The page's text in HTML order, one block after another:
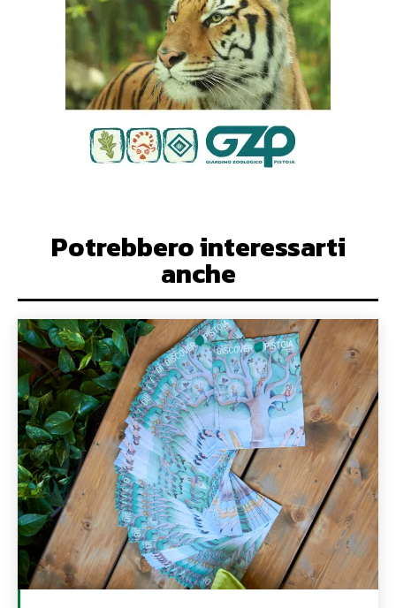
Potrebbero interessarti
anche